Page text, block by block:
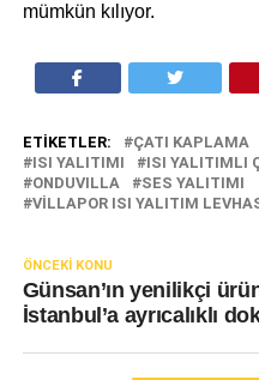
mümkün kılıyor.
ETIKETLER: ÇATI KAPLAMA
ISI YALITIMI
ISI YALITIMLI
ONDUVILLA
SES YALITIMI
VILLAPOR ISI YALITIM
ÖNCEKI KONU
Günsan’ın yenilikçi
İstanbul’a ayrıcalıklı